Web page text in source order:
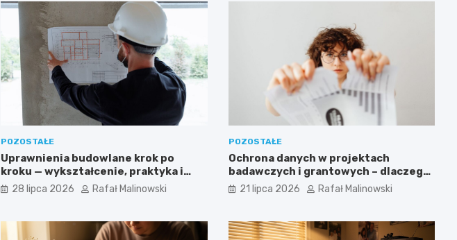
POZOSTAŁE
Uprawnienia budowlane krok po
kroku — wykształcenie, praktyka i
egzamin ustny
28 lipca 2026 Rafał Malinowski
POZOSTAŁE
Ochrona danych w projektach
badawczych i grantowych – dlaczego
niszczenie dokumentów musi być
częścią procedury?
21 lipca 2026 Rafał Malinowski